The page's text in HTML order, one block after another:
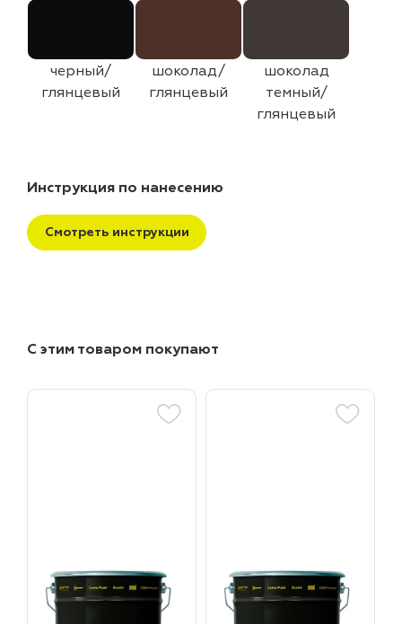
черный/
глянцевый
шоколад/
глянцевый
шоколад
темный/
глянцевый
Инструкция по нанесению
Смотреть инструкции
С этим товаром покупают